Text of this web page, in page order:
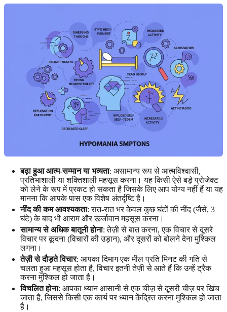
बढ़ा हुआ आत्म-सम्मान या भव्यता: असामान्य रूप से आत्मविश्वासी,
प्रतिभाशाली या शक्तिशाली महसूस करना। यह किसी ऐसे बड़े प्रोजेक्ट
को लेने के रूप में प्रकट हो सकता है जिसके लिए आप योग्य नहीं हैं या यह
मानना कि आपके पास एक विशेष अंतर्दृष्टि है।
नींद की कम आवश्यकता: रात-रात भर केवल कुछ घंटों की नींद (जैसे, 3
घंटे) के बाद भी आराम और ऊर्जावान महसूस करना।
सामान्य से अधिक बातूनी होना: तेज़ी से बात करना, एक विचार से दूसरे
विचार पर कूदना (विचारों की उड़ान), और दूसरों को बोलने देना मुश्किल
लगना।
तेज़ी से दौड़ते विचार: आपका दिमाग एक मील प्रति मिनट की गति से
चलता हुआ महसूस होता है, विचार इतनी तेज़ी से आते हैं कि उन्हें ट्रैक
करना मुश्किल हो जाता है।
विचलित होना: आपका ध्यान आसानी से एक चीज़ से दूसरी चीज़ पर खिंच
जाता है, जिससे किसी एक कार्य पर ध्यान केंद्रित करना मुश्किल हो जाता
है।